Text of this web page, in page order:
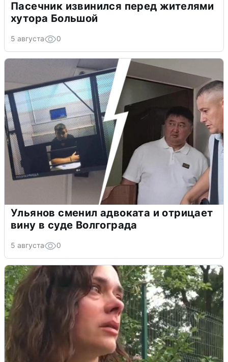
Пасечник извинился перед жителями
хутора Большой
5 августа 0
Ульянов сменил адвоката и отрицает
вину в суде Волгограда
5 августа 0